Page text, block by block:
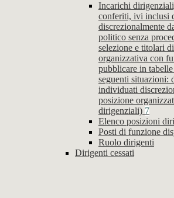
Incarichi
conferiti, ivi inclusi
discrezionalmente
politico senza
selezione e titolari
organizzativa con
pubblicare in
seguenti situazioni:
individuati
posizione
dirigenziali) 7
Elenco posizioni
Posti di funzione
Ruolo dirigenti
Dirigenti cessati